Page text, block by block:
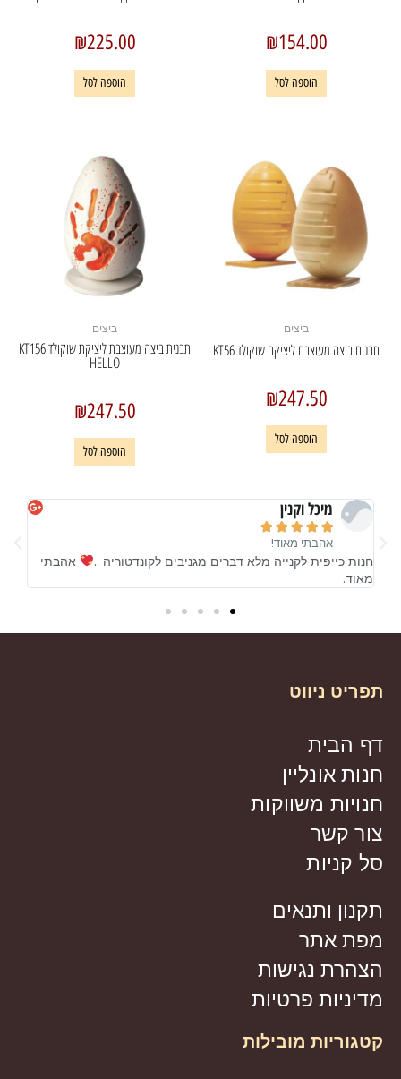
₪154.00
הוספה לסל
₪225.00
הוספה לסל
ביצים
תבנית ביצה מעוצבת ליציקת שוקולד KT56
₪247.50
הוספה לסל
ביצים
תבנית ביצה מעוצבת ליציקת שוקולד KT156
HELLO
₪247.50
הוספה לסל
מיכל וקנין





אהבתי מאוד!
חנות כייפית לקנייה מלא דברים מגניבים לקונדטוריה ..
אהבתי
מאוד.
תפריט ניווט
דף הבית
חנות אונליין
חנויות משווקות
צור קשר
סל קניות
תקנון ותנאים
מפת אתר
הצהרת נגישות
מדיניות פרטיות
קטגוריות מובילות